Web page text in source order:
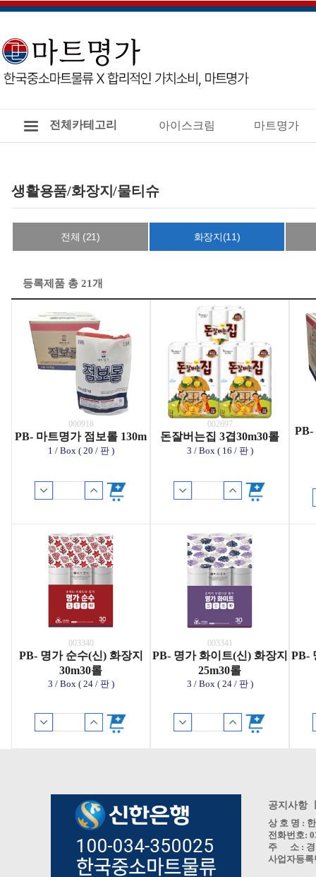
전체카테고리 아이스크림 마트명가
생활용품/화장지/물티슈
전체 (21) 화장지(11)
등록제품 총 21개
000918
PB- 마트명가 점보롤 130m
1 / Box ( 20 / 판 )
002697
돈잘버는집 3겹30m30롤
3 / Box ( 16 / 판 )
PB-
003340
PB- 명가 순수(신) 화장지
30m30롤
3 / Box ( 24 / 판 )
003341
PB- 명가 화이트(신) 화장지
25m30롤
3 / Box ( 24 / 판 )
PB-
공지사항
상 호 명 :
전화번호:
주 소 : 경
사업자등록